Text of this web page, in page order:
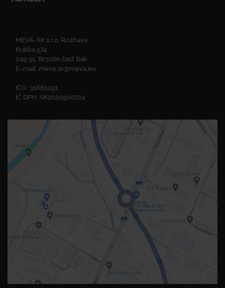
MEVA-SK s.r.o. Rožňava
Krátka 574
049 51, Brzotín časť Bak
E-mail: meva.sk@meva.eu
IČO: 31681051
IČ DPH: SK2020500724